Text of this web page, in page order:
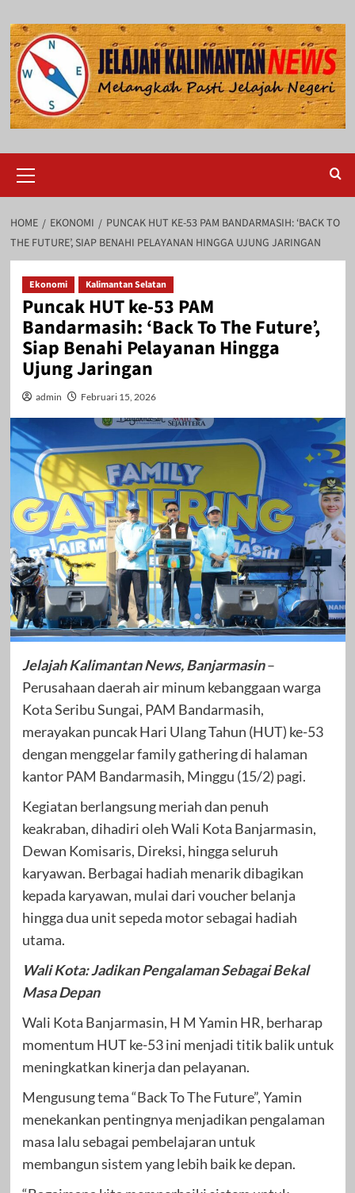
to
content
Menu
HOME EKONOMI
PUNCAK HUT KE-53 PAM BANDARMASIH: ‘BACK TO
THE FUTURE’, SIAP BENAHI PELAYANAN HINGGA UJUNG JARINGAN
Ekonomi Kalimantan Selatan
Puncak HUT ke-53 PAM
Bandarmasih: ‘Back To The Future’,
Siap Benahi Pelayanan Hingga
Ujung Jaringan
admin Februari 15, 2026
Jelajah Kalimantan News, Banjarmasin–
Perusahaan daerah air minum kebanggaan warga
Kota Seribu Sungai, PAM Bandarmasih,
merayakan puncak Hari Ulang Tahun (HUT) ke-53
dengan menggelar family gathering di halaman
kantor PAM Bandarmasih, Minggu (15/2) pagi.
Kegiatan berlangsung meriah dan penuh
keakraban, dihadiri oleh Wali Kota Banjarmasin,
Dewan Komisaris, Direksi, hingga seluruh
karyawan. Berbagai hadiah menarik dibagikan
kepada karyawan, mulai dari voucher belanja
hingga dua unit sepeda motor sebagai hadiah
utama.
Wali Kota: Jadikan Pengalaman Sebagai Bekal
Masa Depan
Wali Kota Banjarmasin, H M Yamin HR, berharap
momentum HUT ke-53 ini menjadi titik balik untuk
meningkatkan kinerja dan pelayanan.
Mengusung tema “Back To The Future”, Yamin
menekankan pentingnya menjadikan pengalaman
masa lalu sebagai pembelajaran untuk
membangun sistem yang lebih baik ke depan.